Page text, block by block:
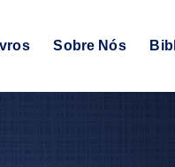
Sobre Nós